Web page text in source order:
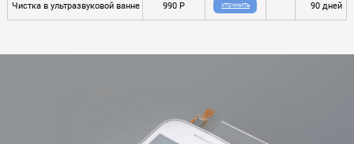
Чистка в ультразвуковой ванне 990 P УТОЧНИТЬ 90 дней